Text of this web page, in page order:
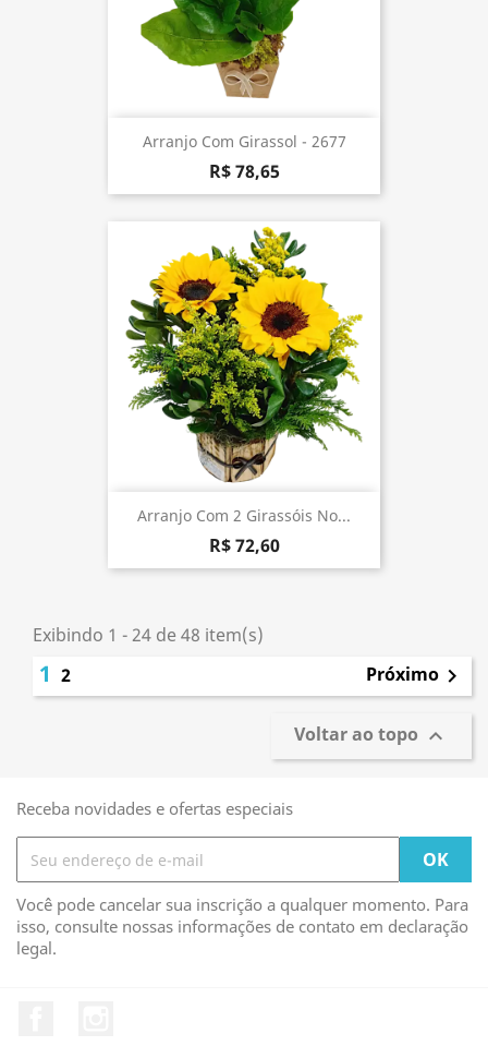
Arranjo Com Girassol - 2677
R$ 78,65
Arranjo Com 2 Girassóis No...
R$ 72,60
Exibindo 1 - 24 de 48 item(s)
1 2 Próximo 
Voltar ao topo 
Receba novidades e ofertas especiais
Você pode cancelar sua inscrição a qualquer momento. Para
isso, consulte nossas informações de contato em declaração
legal.